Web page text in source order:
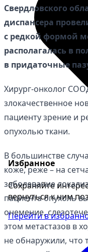
Избранное
Сохраняйте
вернуться к ним
Перейти в
Свердловского
диспансера
с редкой формой
располагалась в
в придаточные
Хирург-онколог
злокачественное
пациенту зрение и
опухолью ткани.
В большинстве
коже, реже – на
заболевание
пациента опухоль
онемение,
этом метастазов в
не обнаружили, что